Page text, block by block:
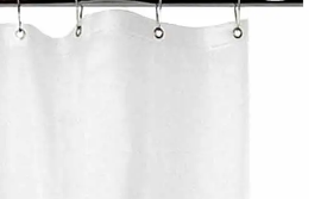
Añadir